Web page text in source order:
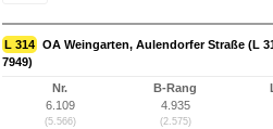
L 314 OA Weingarten, Aulendorfer Straße (L
7949)
Nr.
6.109
(5.566)
B-Rang
4.935
(2.575)